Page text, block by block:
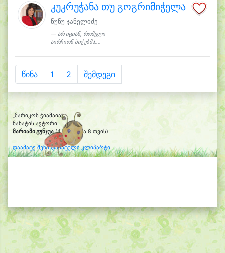
კუკრუჭანა თუ გოგრიმიჭელა
ნუნუ ჯანელიძე
არ იციან, რომელი
აირჩიონ ბიჭებმა,...
წინა 1 2 შემდეგი
„მარიკოს ჭიამაია“
ნახატის ავტორი:
მარიამი გუნჯუა(4 წლის და 8 თვის)
დაამატე შენი დახატული კლიპარტი